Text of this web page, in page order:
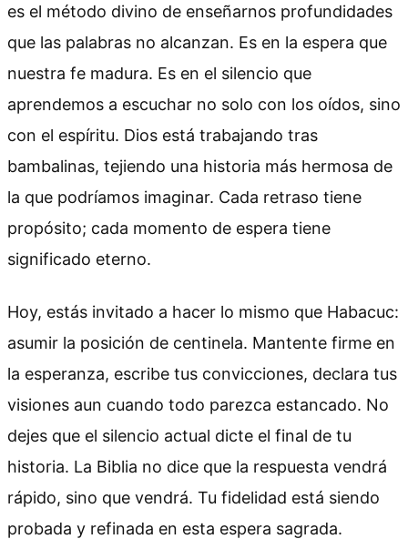
es el método divino de enseñarnos profundidades
que las palabras no alcanzan. Es en la espera que
nuestra fe madura. Es en el silencio que
aprendemos a escuchar no solo con los oídos, sino
con el espíritu. Dios está trabajando tras
bambalinas, tejiendo una historia más hermosa de
la que podríamos imaginar. Cada retraso tiene
propósito; cada momento de espera tiene
significado eterno.
Hoy, estás invitado a hacer lo mismo que Habacuc:
asumir la posición de centinela. Mantente firme en
la esperanza, escribe tus convicciones, declara tus
visiones aun cuando todo parezca estancado. No
dejes que el silencio actual dicte el final de tu
historia. La Biblia no dice que la respuesta vendrá
rápido, sino que vendrá. Tu fidelidad está siendo
probada y refinada en esta espera sagrada.